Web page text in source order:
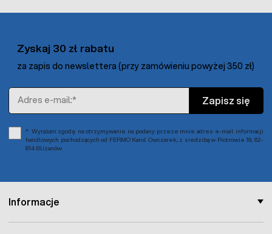
Informacje
Zyskaj 30 zł rabatu
za zapis do newslettera (przy zamówieniu powyżej 350 zł)
Adres e-mail
Zapisz się
Wyrażam zgodę na otrzymywanie na podany przeze mnie adres e-mail informacji
handlowych pochodzących od FERMO Karol Owczarek, z siedzibą w Piotrowie 18, 62-
814 Blizanów.